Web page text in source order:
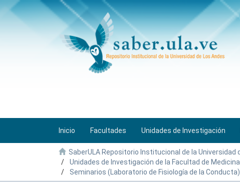
Inicio Facultades Unidades de Investigación
SaberULA Repositorio Institucional de la Universidad
Unidades de Investigación de la Facultad de Medicina
Seminarios (Laboratorio de Fisiología de la Conducta)